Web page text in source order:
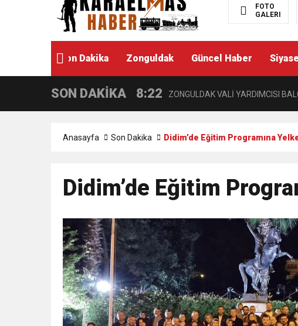
FOTO
GALERI
Son Dakika Zonguldak Güncel Haber
SON DAKİKA 8:22 ZONGULDAK VALİ YARDIMCISI
Anasayfa Son Dakika Didim’de Eğitim Programına
Didim’de Eğitim